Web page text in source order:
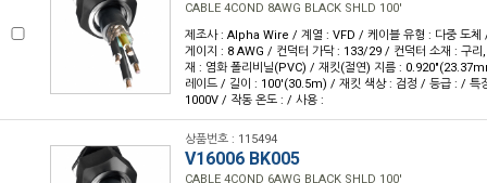
CABLE 4COND 8AWG BLACK SHLD 100'
제조사 : Alpha Wire / 계열 : VFD / 케이블 유형 : 다중 도체
게이지 : 8 AWG / 컨덕터 가닥 : 133/29 / 컨덕터 소재 : 구리
재 : 염화 폴리비닐(PVC) / 재킷(절연) 지름 :
레이드 / 길이 : 100'(30.5m) / 재킷 색상 : 검정 / 등급 : / 특
1000V / 작동 온도 : / 사용 :
상품번호 : 115494
V16006 BK005
CABLE 4COND 6AWG BLACK SHLD 100'